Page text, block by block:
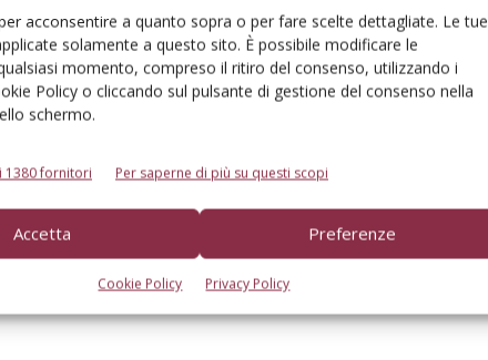
acconsentire a quanto sopra o per fare scelte dettagliate. Le tue
solamente a questo sito. È possibile modificare le
momento, compreso il ritiro del consenso, utilizzando i
Policy o cliccando sul pulsante di gestione del consenso nella
schermo.
1380 fornitori Per saperne di più su questi scopi
Accetta Preferenze
Cookie Policy Privacy Policy
serve qualche anno. L’importanza di
vissuta in Valsugana, dove la forte crescita
delle piante colpite.
malattia è una altrettanto fondamentale
le psille
per il loro contenimento viene proposta
frutticole. Per limitare questa preoccupante
nell’attuare correttamente le pratiche